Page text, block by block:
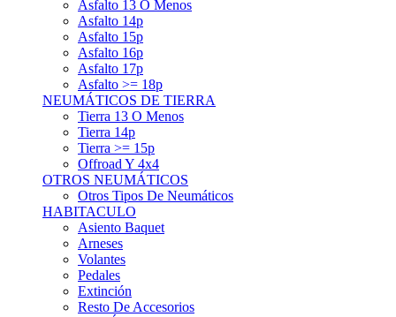
Volantes
Pedales
Extinción
Resto De Accesorios
EQUIPACIÓN PILOTO/COPILOTO
Packs Completos
Monos De Competición
Botines De Competición
Guantes
Ropa Interior
Cascos
Sistemas Hans
Bolsas Y Mochilas
Equipación Para Mecánicos
ANUNCIOS DE COMPRA
Compra De Piezas
Compra De Neumáticos
Compra De Accesorios De Habitáculo
Compra De Equipación